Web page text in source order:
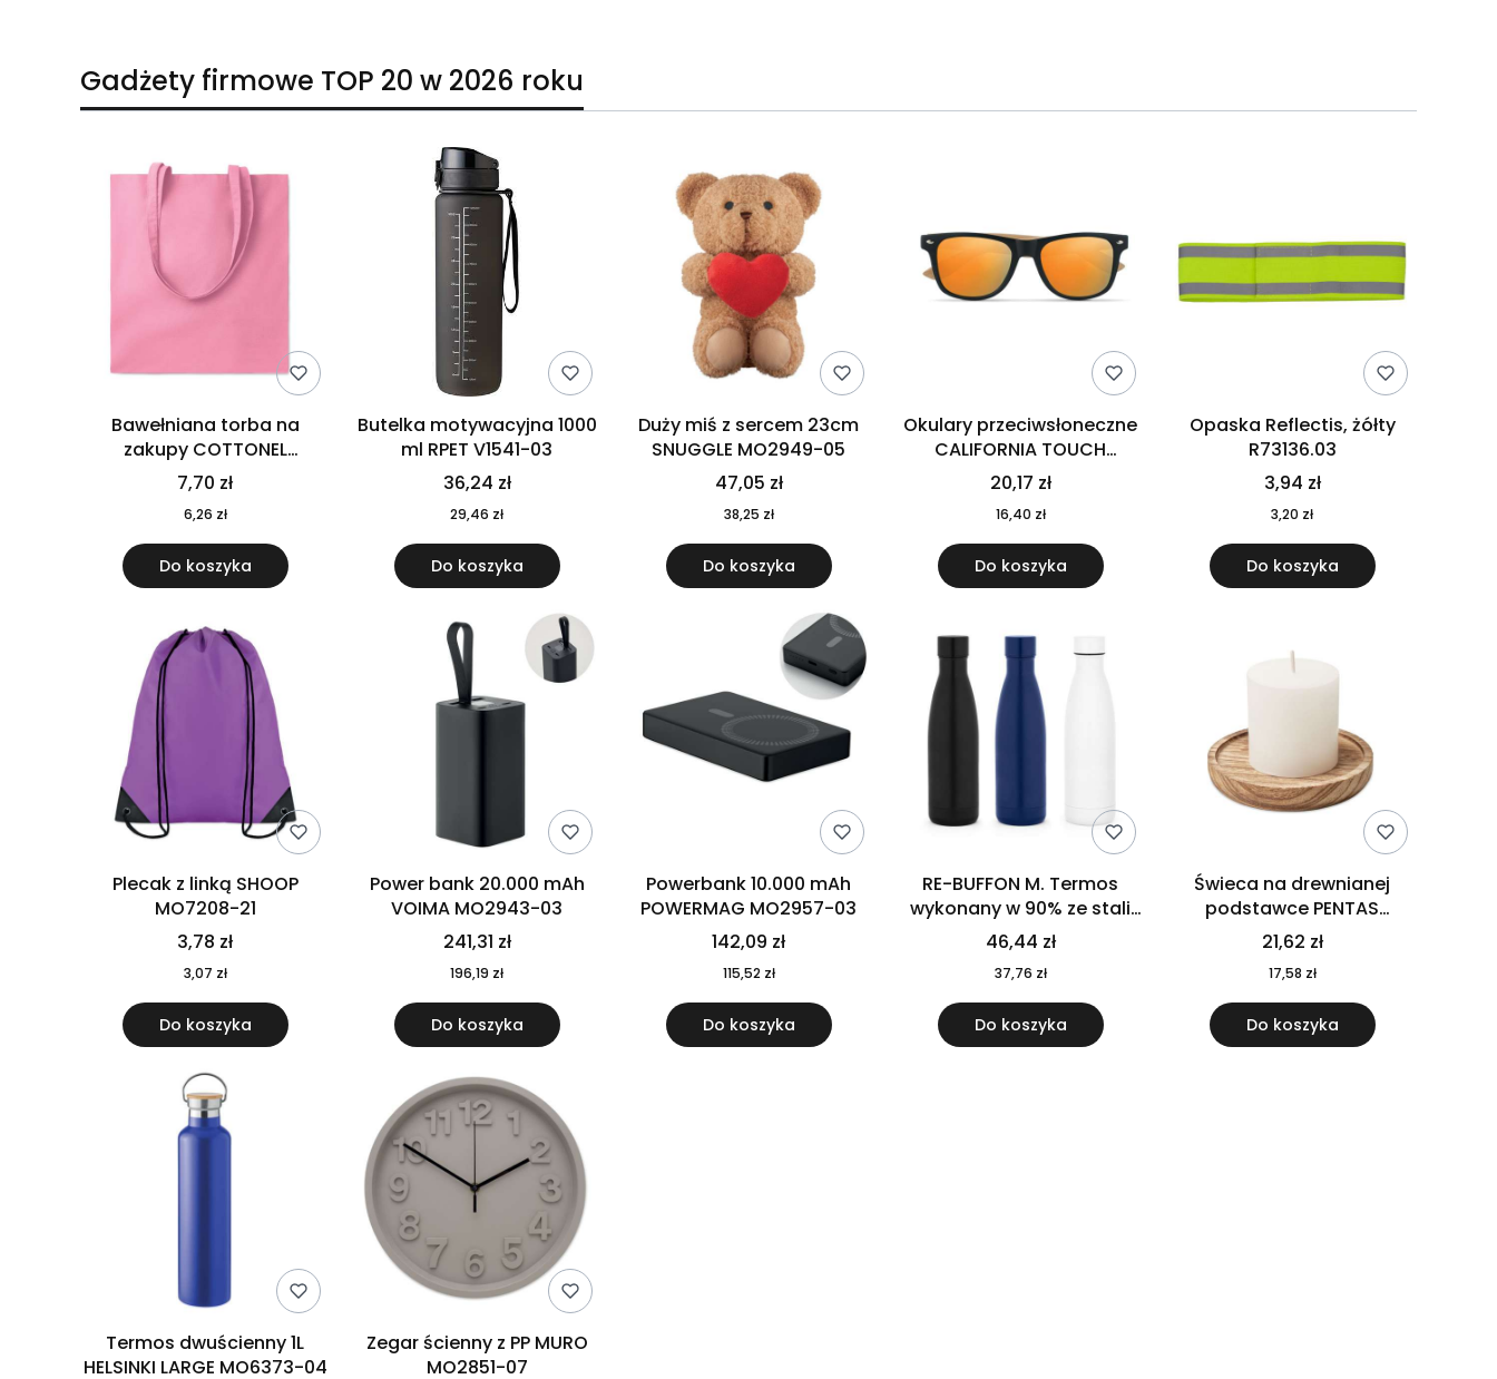
Gadżety firmowe TOP 20 w 2026 roku
Bawełniana torba na
zakupy COTTONEL
COLOUR++ MO9846-11
7,70 zł
6,26 zł
Do koszyka
Butelka motywacyjna 1000
ml RPET V1541-03
36,24 zł
29,46 zł
Do koszyka
Duży miś z sercem 23cm
SNUGGLE MO2949-05
47,05 zł
38,25 zł
Do koszyka
Okulary przeciwsłoneczne
CALIFORNIA TOUCH
MO9617-10
20,17 zł
16,40 zł
Do koszyka
Opaska Reflectis, żółty
R73136.03
3,94 zł
3,20 zł
Do koszyka
Plecak z linką SHOOP
MO7208-21
3,78 zł
3,07 zł
Do koszyka
Power bank 20.000 mAh
VOIMA MO2943-03
241,31 zł
196,19 zł
Do koszyka
Powerbank 10.000 mAh
POWERMAG MO2957-03
142,09 zł
115,52 zł
Do koszyka
RE-BUFFON M. Termos
wykonany w 90% ze stali
nierdzewnej pochodzącej z
recyklingu 520 ml 94294
46,44 zł
37,76 zł
Do koszyka
Świeca na drewnianej
podstawce PENTAS
MO6282-40
21,62 zł
17,58 zł
Do koszyka
Termos dwuścienny 1L
HELSINKI LARGE MO6373-04
Zegar ścienny z PP MURO
MO2851-07